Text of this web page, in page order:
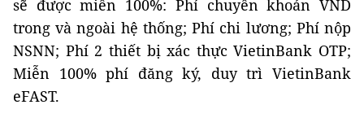
sẽ được miễn 100%: Phí chuyển khoản VND
trong và ngoài hệ thống; Phí chi lương; Phí nộp
NSNN; Phí 2 thiết bị xác thực VietinBank OTP;
Miễn 100% phí đăng ký, duy trì VietinBank
eFAST.